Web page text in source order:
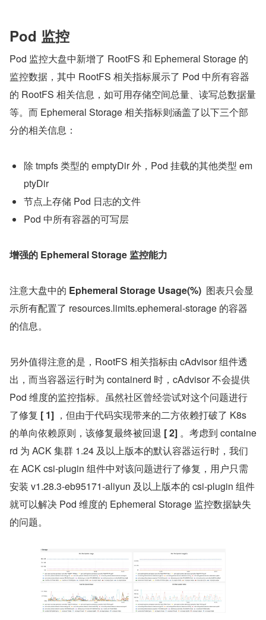
Pod 监控
Pod 监控大盘中新增了 RootFS 和 Ephemeral Storage 的
监控数据，其中 RootFS 相关指标展示了 Pod 中所有容器
的 RootFS 相关信息，如可用存储空间总量、读写总数据量
等。而 Ephemeral Storage 相关指标则涵盖了以下三个部
分的相关信息：
除 tmpfs 类型的 emptyDir 外，Pod 挂载的其他类型 em
ptyDir
节点上存储 Pod 日志的文件
Pod 中所有容器的可写层
增强的 Ephemeral Storage 监控能力
注意大盘中的 Ephemeral Storage Usage(%) 图表只会显
示所有配置了 resources.limits.ephemeral-storage 的容器
的信息。
另外值得注意的是，RootFS 相关指标由 cAdvisor 组件透
出，而当容器运行时为 containerd 时，cAdvisor 不会提供
Pod 维度的监控指标。虽然社区曾经尝试对这个问题进行
了修复 [ 1] ，但由于代码实现带来的二方依赖打破了 K8s
的单向依赖原则，该修复最终被回退 [2] 。考虑到 containe
rd 为 ACK 集群 1.24 及以上版本的默认容器运行时，我们
在 ACK csi-plugin 组件中对该问题进行了修复，用户只需
安装 v1.28.3-eb95171-aliyun 及以上版本的 csi-plugin 组件
就可以解决 Pod 维度的 Ephemeral Storage 监控数据缺失
的问题。